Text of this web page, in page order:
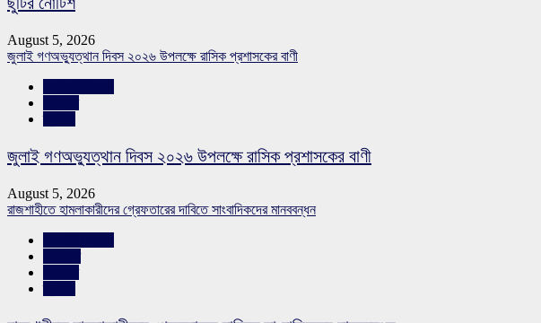
August 5, 2026
জুলাই গণঅভ্যুত্থান দিবস ২০২৬ উপলক্ষে রাসিক প্রশাসকের বাণী
জুলাই গণঅভ্যুত্থান দিবস ২০২৬ উপলক্ষে রাসিক প্রশাসকের বাণী
August 5, 2026
রাজশাহীতে হামলাকারীদের গ্রেফতারের দাবিতে সাংবাদিকদের মানববন্ধন